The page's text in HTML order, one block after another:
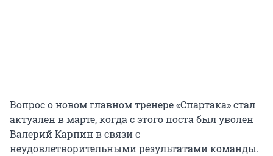
Вопрос о новом главном тренере «Спартака» стал
актуален в марте, когда с этого поста был уволен
Валерий Карпин в связи с
неудовлетворительными результатами команды.